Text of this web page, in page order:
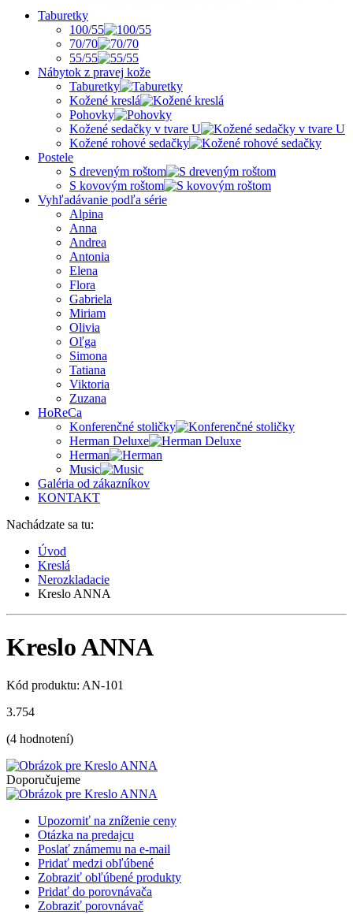
Taburetky
100/55
70/70
55/55
Nábytok z pravej kože
Taburetky
Kožené kreslá
Pohovky
Kožené sedačky v tvare U
Kožené rohové sedačky
Postele
S dreveným roštom
S kovovým roštom
Vyhľadávanie podľa série
Alpina
Anna
Andrea
Antonia
Elena
Flora
Gabriela
Miriam
Olivia
Oľga
Simona
Tatiana
Viktoria
Zuzana
HoReCa
Konferenčné stoličky
Herman Deluxe
Herman
Music
Galéria od zákazníkov
KONTAKT
Nachádzate sa tu:
Úvod
Kreslá
Nerozkladacie
Kreslo ANNA
Kreslo ANNA
Kód produktu: AN-101
3.754
(4 hodnotení)
Doporučujeme
Upozorniť na zníženie ceny
Otázka na predajcu
Poslať známemu na e-mail
Pridať medzi obľúbené
Zobraziť obľúbené produkty
Pridať do porovnávača
Zobraziť porovnávač